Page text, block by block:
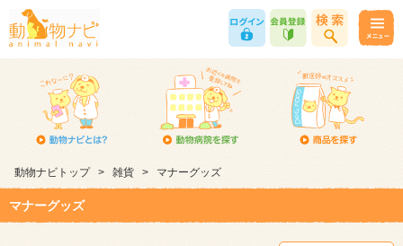
動物ナビトップ > 雑貨 > マナーグッズ
マナーグッズ